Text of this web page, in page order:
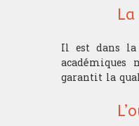
Il est dans la
garantit la